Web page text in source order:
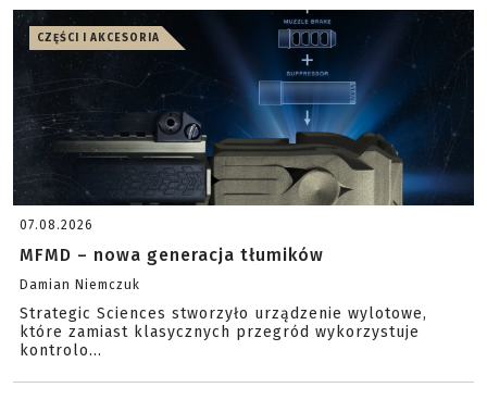
CZĘŚCI I AKCESORIA
07.08.2026
MFMD – nowa generacja tłumików
Damian Niemczuk
Strategic Sciences stworzyło urządzenie wylotowe,
które zamiast klasycznych przegród wykorzystuje
kontrolo...